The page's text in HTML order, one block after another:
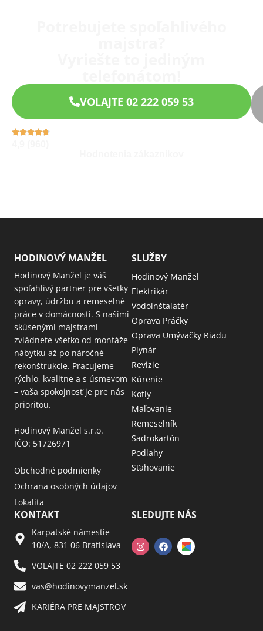
VOLAJTE 02 222 059 53
HODINOVÝ MANŽEL
Hodinový Manžel je váš
spoľahlivý partner pre všetky
opravy, údržbu a remeselné
práce v domácnosti. S našimi
skúsenými majstrami
zvládnete všetko od montáže
nábytku až po náročné
rekonštrukcie. Pracujeme
rýchlo, kvalitne a s úsmevom
– vaša spokojnosť je pre nás
prioritou.
Hodinový Manžel s.r.o.
IČO: 51726971
Obchodné podmienky
Ochrana osobných údajov
Lokalita
SLUŽBY
Hodinový Manžel
Elektrikár
Vodoinštalatér
Oprava Práčky
Oprava Umývačky Riadu
Plynár
Revizie
Kúrenie
Kotly
Maľovanie
Remeselník
Sadrokartón
Podlahy
Sťahovanie
KONTAKT
Karpatské námestie
10/A, 831 06 Bratislava
VOLAJTE 02 222 059 53​
vas@hodinovymanzel.sk​
KARIÉRA PRE MAJSTROV​
SLEDUJTE NÁS